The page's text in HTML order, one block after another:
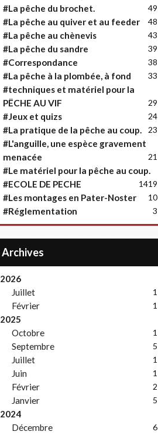
#La pêche du brochet. 49
#La pêche au quiver et au feeder 48
#La pêche au chènevis 43
#La pêche du sandre 39
#Correspondance 38
#La pêche à la plombée, à fond 33
#techniques et matériel pour la
PËCHE AU VIF
29
#Jeux et quizs 24
#La pratique de la pêche au coup. 23
#L'anguille, une espèce gravement
menacée
21
#Le matériel pour la pêche au coup.
19
#ECOLE DE PECHE 14
#Les montages en Pater-Noster 10
#Réglementation 3
Archives
2026
Juillet
1
Février 1
2025
Octobre
1
Septembre 5
Juillet 1
Juin 1
Février 2
Janvier 5
2024
Décembre
6